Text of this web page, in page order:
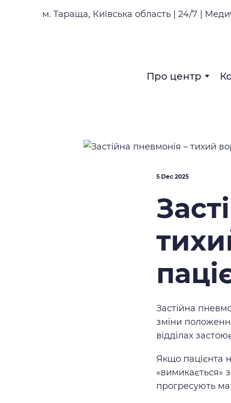
м. Тараща, Київська область | 24/7 |
Про центр
5 Dec 2025
Застійна
зміни
відділах
Якщо пацієнта
«вимикається»
прогресують